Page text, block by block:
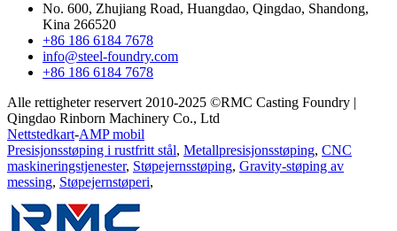
No. 600, Zhujiang Road, Huangdao, Qingdao, Shandong,
Kina 266520
+86 186 6184 7678
info@steel-foundry.com
+86 186 6184 7678
Alle rettigheter reservert 2010-2025 ©RMC Casting Foundry |
Qingdao Rinborn Machinery Co., Ltd
Nettstedkart-AMP mobil
Presisjonsstøping i rustfritt stål, Metallpresisjonsstøping, CNC
maskineringstjenester, Støpejernsstøping, Gravity-støping av
messing, Støpejernstøperi,